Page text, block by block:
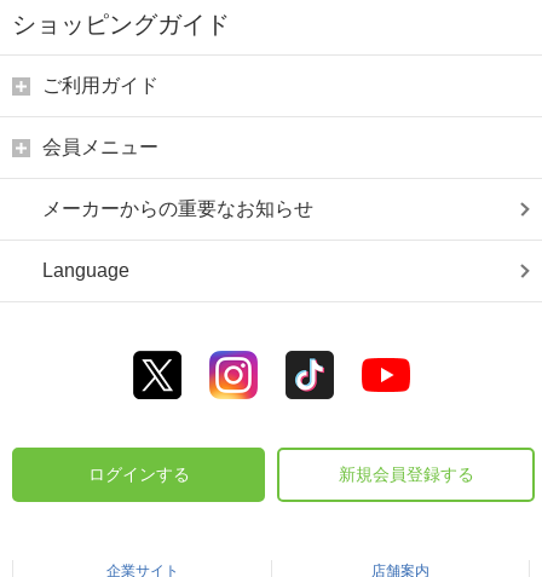
ショッピングガイド
ご利用ガイド
会員メニュー
メーカーからの重要なお知らせ
Language
ログインする 新規会員登録する
企業サイト 店舗案内